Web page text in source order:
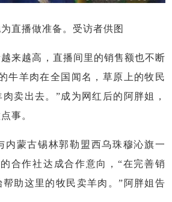
直播做准备。受访者供图
来越高，直播间里的销售额也不断
牛羊肉在全国闻名，草原上的牧民
卖出去。”成为网红后的阿胖姐，
事。
内蒙古锡林郭勒盟西乌珠穆沁旗一
合作社达成合作意向，“在完善销
助这里的牧民卖羊肉。”阿胖姐告